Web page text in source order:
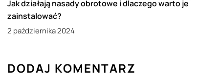
Jak działają nasady obrotowe i dlaczego warto je
zainstalować?
2 października 2024
DODAJ KOMENTARZ